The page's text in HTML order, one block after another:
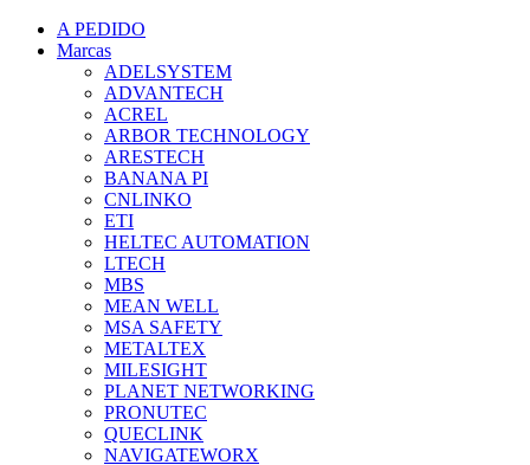
A PEDIDO
Marcas
ADELSYSTEM
ADVANTECH
ACREL
ARBOR TECHNOLOGY
ARESTECH
BANANA PI
CNLINKO
ETI
HELTEC AUTOMATION
LTECH
MBS
MEAN WELL
MSA SAFETY
METALTEX
MILESIGHT
PLANET NETWORKING
PRONUTEC
QUECLINK
NAVIGATEWORX